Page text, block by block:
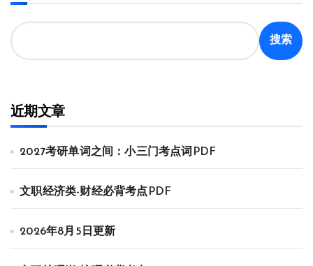
搜索
近期文章
2027考研单词之间：小三门考点词PDF
文职经济类-财经必背考点PDF
2026年8月5日更新